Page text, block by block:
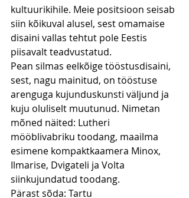
kultuurikihile. Meie positsioon seisab
siin kõikuval alusel, sest omamaise
disaini vallas tehtut pole Eestis
piisavalt teadvustatud.
Pean silmas eelkõige tööstusdisaini,
sest, nagu mainitud, on tööstuse
arenguga kujunduskunsti väljund ja
kuju oluliselt muutunud. Nimetan
mõned näited: Lutheri
mööblivabriku toodang, maailma
esimene kompaktkaamera Minox,
Ilmarise, Dvigateli ja Volta
siinkujundatud toodang.
Pärast sõda: Tartu